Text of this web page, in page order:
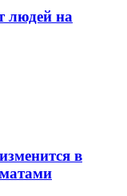
людей на
в